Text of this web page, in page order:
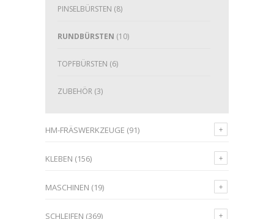
PINSELBÜRSTEN (8)
RUNDBÜRSTEN (10)
TOPFBÜRSTEN (6)
ZUBEHÖR (3)
HM-FRÄSWERKZEUGE (91)
KLEBEN (156)
MASCHINEN (19)
SCHLEIFEN (369)